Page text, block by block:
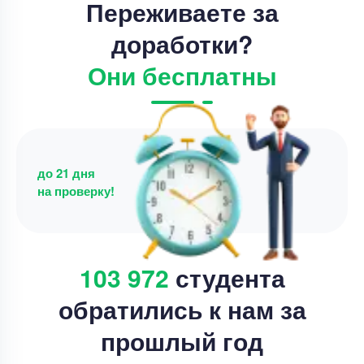
68000 ₽
10 минут назад
Срок выполнения
Переживаете за
доработки?
Они бесплатны
до 21 дня
на проверку!
103 972 студента
обратились к нам за
прошлый год